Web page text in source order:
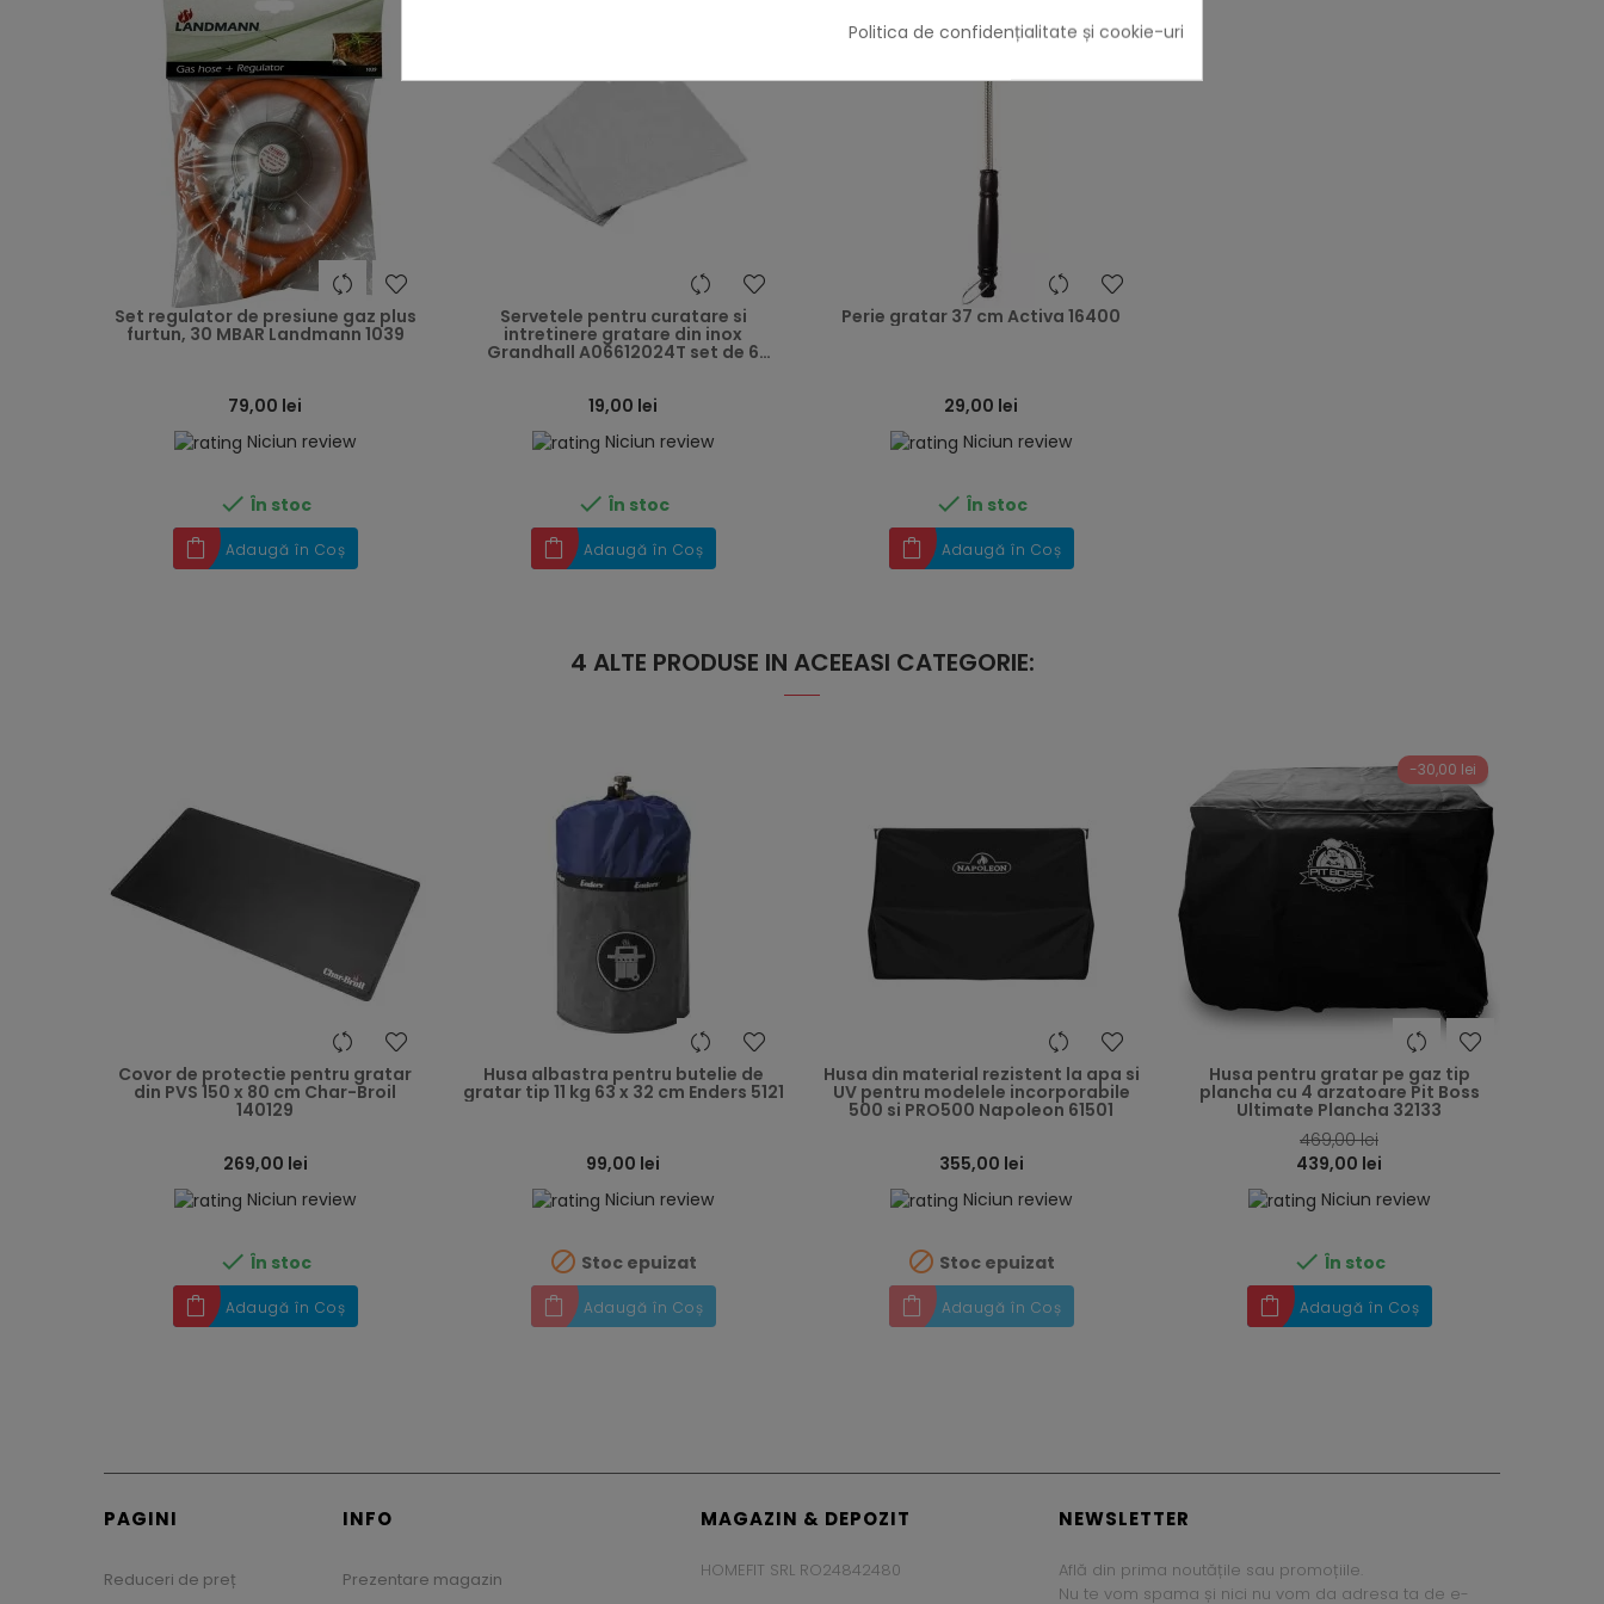
heart
Set regulator de presiune gaz plus
furtun, 30 MBAR Landmann 1039
79,00 lei
Niciun review
 În stoc
Adaugă în Coș
heart
Servetele pentru curatare si
intretinere gratare din inox
Grandhall A06612024T set de 6
19,00 lei
Niciun review
 În stoc
Adaugă în Coș
heart
Perie gratar 37 cm Activa 16400
29,00 lei
Niciun review
 În stoc
Adaugă în Coș
4 ALTE PRODUSE IN ACEEASI CATEGORIE:
heart
Covor de protectie pentru gratar
din PVS 150 x 80 cm Char-Broil
140129
269,00 lei
Niciun review
 În stoc
Adaugă în Coș
heart
Husa albastra pentru butelie de
gratar tip 11 kg 63 x 32 cm Enders 5121
99,00 lei
Niciun review
 Stoc epuizat
Adaugă în Coș
heart
Husa din material rezistent la apa si
UV pentru modelele incorporabile
500 si PRO500 Napoleon 61501
355,00 lei
Niciun review
 Stoc epuizat
Adaugă în Coș
-30,00 lei
heart
Husa pentru gratar pe gaz tip
plancha cu 4 arzatoare Pit Boss
Ultimate Plancha 32133
469,00 lei
439,00 lei
Niciun review
 În stoc
Adaugă în Coș
PAGINI
Reduceri de preț
INFO
Prezentare magazin
MAGAZIN & DEPOZIT
HOMEFIT SRL RO24842480
NEWSLETTER
Află din prima noutățile sau promoțiile.
Nu te vom spama și nici nu vom da adresa ta de e-
Politica de confidențialitate și cookie-uri